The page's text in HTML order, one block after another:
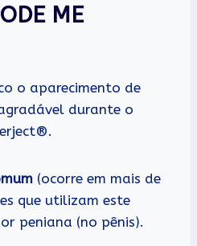
ME
o aparecimento de
durante o
(ocorre em mais de
que utilizam este
peniana (no pênis).